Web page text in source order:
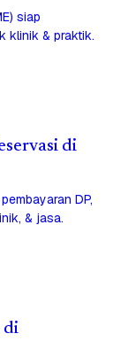
siap
klinik & praktik.
di
DP,
& jasa.
di